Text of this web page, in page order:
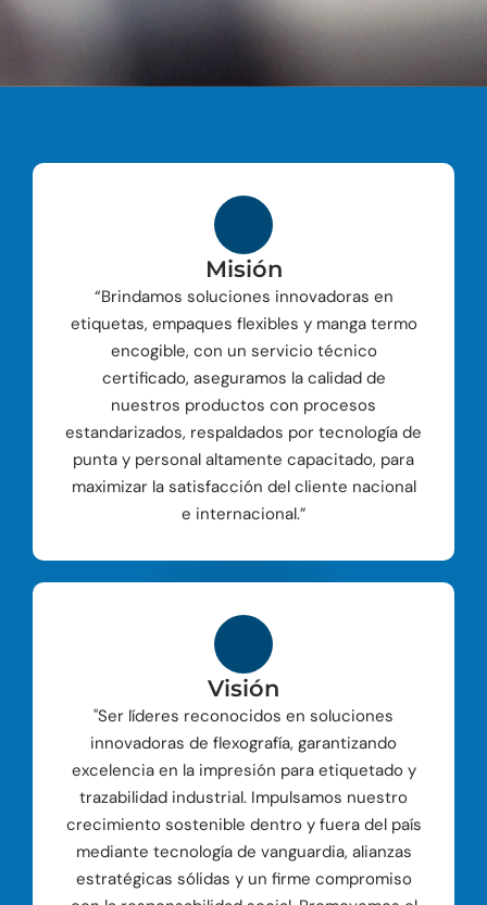
Misión
“Brindamos soluciones innovadoras en
etiquetas, empaques flexibles y manga termo
encogible, con un servicio técnico
certificado, aseguramos la calidad de
nuestros productos con procesos
estandarizados, respaldados por tecnología de
punta y personal altamente capacitado, para
maximizar la satisfacción del cliente nacional
e internacional.”
Visión
"Ser líderes reconocidos en soluciones
innovadoras de flexografía, garantizando
excelencia en la impresión para etiquetado y
trazabilidad industrial. Impulsamos nuestro
crecimiento sostenible dentro y fuera del país
mediante tecnología de vanguardia, alianzas
estratégicas sólidas y un firme compromiso